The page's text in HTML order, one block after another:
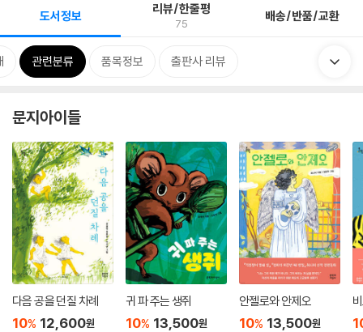
도서정보 리뷰/한줄평
75 배송/반품/교환
관련분류 품목정보 출판사 리뷰
문지아이들
다음 공을 던질 차례
10% 12,600원
귀 파 주는 생쥐
10% 13,500원
안젤로와 안제오
10% 13,500원